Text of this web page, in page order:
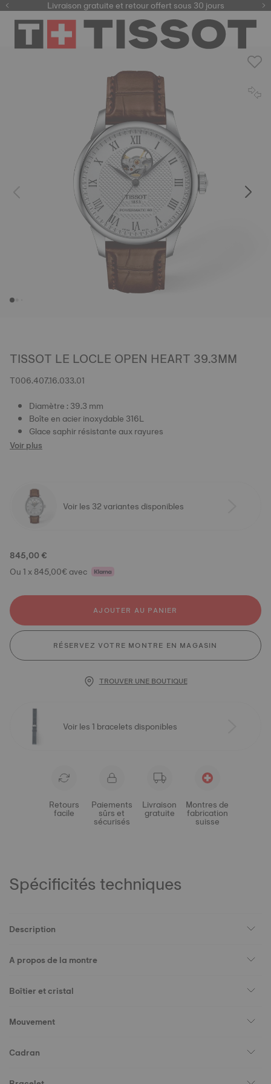
Livraison gratuite et retour offert sous 30 jours
TISSOT LE LOCLE OPEN HEART 39.3MM
T006.407.16.033.01
Diamètre : 39.3 mm
Boîte en acier inoxydable 316L
Glace saphir résistante aux rayures
Voir plus
Voir les 32 variantes disponibles
845,00 €
Ou 1 x 845,00€ avec
AJOUTER AU PANIER
RÉSERVEZ VOTRE MONTRE EN MAGASIN
TROUVER UNE BOUTIQUE
Voir les 1 bracelets disponibles
Retours
facile
Paiements
sûrs et
sécurisés
Livraison
gratuite
Montres de
fabrication
suisse
Spécificités techniques
Description
A propos de la montre
Boîtier et cristal
Mouvement
Cadran